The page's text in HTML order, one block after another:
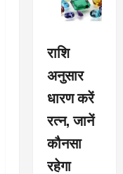
राशि
अनुसार
धारण करें
रत्न, जानें
कौनसा
रहेगा